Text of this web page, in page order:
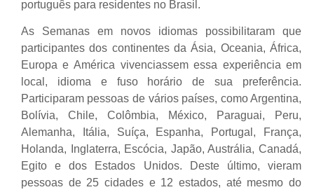
português para residentes no Brasil.
As Semanas em novos idiomas possibilitaram que
participantes dos continentes da Ásia, Oceania, África,
Europa e América vivenciassem essa experiência em
local, idioma e fuso horário de sua preferência.
Participaram pessoas de vários países, como Argentina,
Bolívia, Chile, Colômbia, México, Paraguai, Peru,
Alemanha, Itália, Suíça, Espanha, Portugal, França,
Holanda, Inglaterra, Escócia, Japão, Austrália, Canadá,
Egito e dos Estados Unidos. Deste último, vieram
pessoas de 25 cidades e 12 estados, até mesmo do